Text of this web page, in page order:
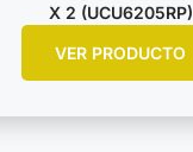
X 2 (UCU6205RP)
VER PRODUCTO